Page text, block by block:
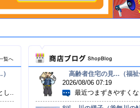
覧へ
し...
高齢者住宅の見...（福祉
2026/08/06 07:19
最近つまずきやすく